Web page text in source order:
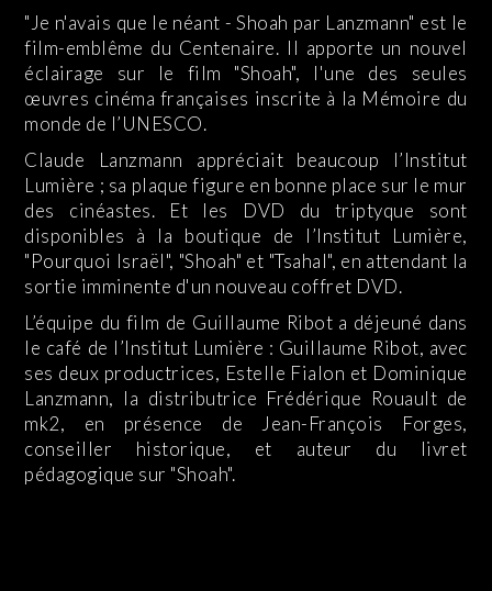
"Je n'avais que le néant - Shoah par Lanzmann" est le
film-emblême du Centenaire. Il apporte un nouvel
éclairage sur le film "Shoah", l'une des seules
œuvres cinéma françaises inscrite à la Mémoire du
monde de l’UNESCO.
Claude Lanzmann appréciait beaucoup l’Institut
Lumière ; sa plaque figure en bonne place sur le mur
des cinéastes. Et les DVD du triptyque sont
disponibles à la boutique de l’Institut Lumière,
"Pourquoi Israël", "Shoah" et "Tsahal", en attendant la
sortie imminente d'un nouveau coffret DVD.
L’équipe du film de Guillaume Ribot a déjeuné dans
le café de l’Institut Lumière : Guillaume Ribot, avec
ses deux productrices, Estelle Fialon et Dominique
Lanzmann, la distributrice Frédérique Rouault de
mk2, en présence de Jean-François Forges,
conseiller historique, et auteur du livret
pédagogique sur "Shoah".